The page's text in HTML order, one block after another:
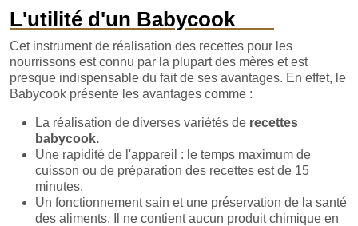
L'utilité d'un Babycook
Cet instrument de réalisation des recettes pour les
nourrissons est connu par la plupart des mères et est
presque indispensable du fait de ses avantages. En effet, le
Babycook présente les avantages comme :
La réalisation de diverses variétés de recettes
babycook.
Une rapidité de l'appareil : le temps maximum de
cuisson ou de préparation des recettes est de 15
minutes.
Un fonctionnement sain et une préservation de la santé
des aliments. Il ne contient aucun produit chimique en